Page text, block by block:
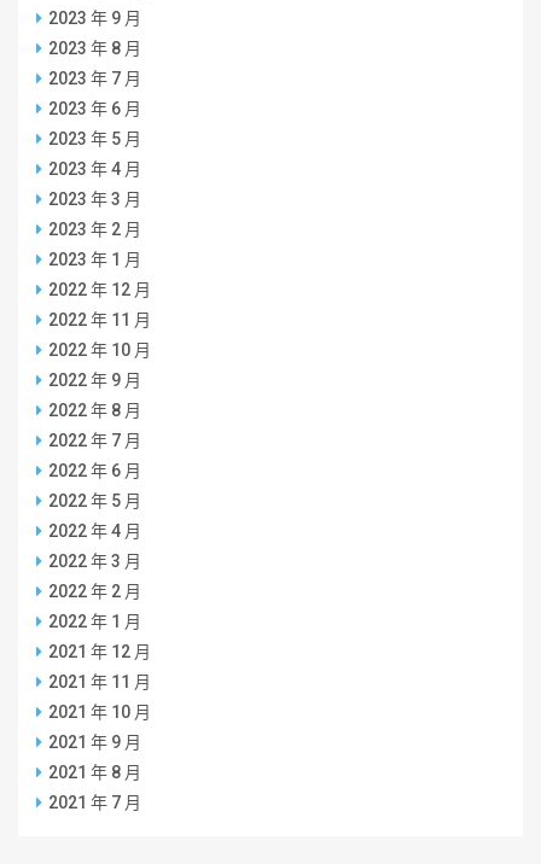
2023 年 9 月
2023 年 8 月
2023 年 7 月
2023 年 6 月
2023 年 5 月
2023 年 4 月
2023 年 3 月
2023 年 2 月
2023 年 1 月
2022 年 12 月
2022 年 11 月
2022 年 10 月
2022 年 9 月
2022 年 8 月
2022 年 7 月
2022 年 6 月
2022 年 5 月
2022 年 4 月
2022 年 3 月
2022 年 2 月
2022 年 1 月
2021 年 12 月
2021 年 11 月
2021 年 10 月
2021 年 9 月
2021 年 8 月
2021 年 7 月